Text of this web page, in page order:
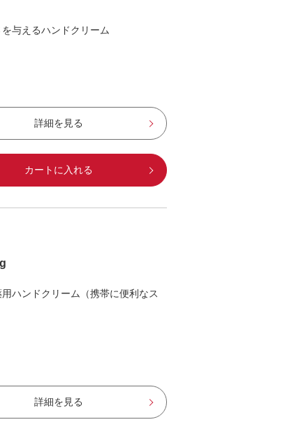
与えるハンドクリーム
詳細を見る
カートに入れる
ハンドクリーム（携帯に便利なス
詳細を見る